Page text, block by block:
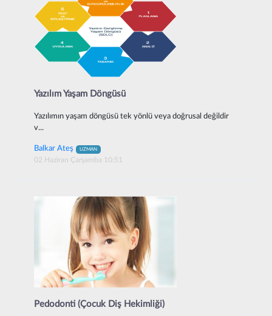
Yazılım Yaşam Döngüsü
Yazılımın yaşam döngüsü tek yönlü veya doğrusal değildir
v...
Balkar Ateş UZMAN
02 Haziran Çarşamba 10:51
Pedodonti (Çocuk Diş Hekimliği)